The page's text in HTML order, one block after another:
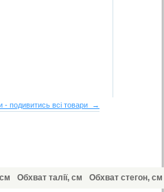
- подивитись всі товари →
Обхват талії, см Обхват стегон, см